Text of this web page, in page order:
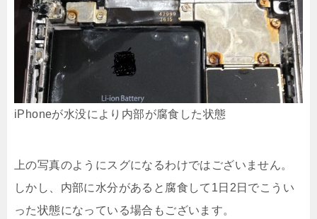
iPhoneが水没により内部が腐食した状態
上の写真のようにスグになるわけではございません。
しかし、内部に水分があると腐食して1日2日でこうい
った状態になっている場合もございます。